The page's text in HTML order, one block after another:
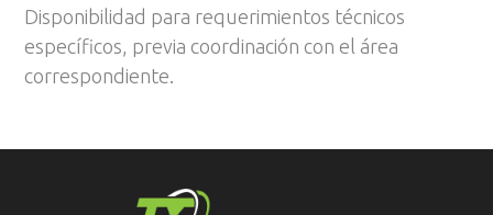
Disponibilidad para requerimientos técnicos
específicos, previa coordinación con el área
correspondiente.